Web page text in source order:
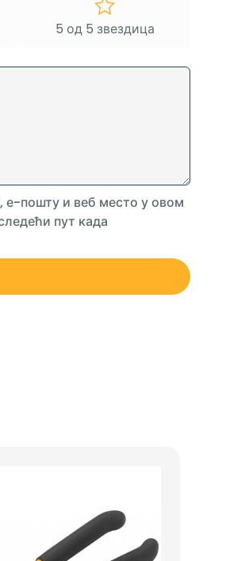
5 од 5 звездица
е-пошту и веб место у овом
пут када